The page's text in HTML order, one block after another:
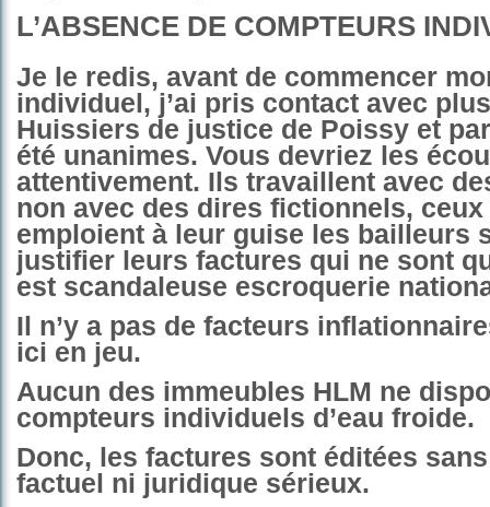
L’ABSENCE DE COMPTEURS
Je le redis, avant de commencer
individuel, j’ai pris contact avec
Huissiers de justice de Poissy et
été unanimes. Vous devriez les
attentivement. Ils travaillent avec
non avec des dires fictionnels, ceux
emploient à leur guise les bailleurs
justifier leurs factures qui ne sont
est scandaleuse escroquerie
Il n’y a pas de facteurs
ici en jeu.
Aucun des immeubles HLM ne
compteurs individuels d’eau froide.
Donc, les factures sont éditées
factuel ni juridique sérieux.